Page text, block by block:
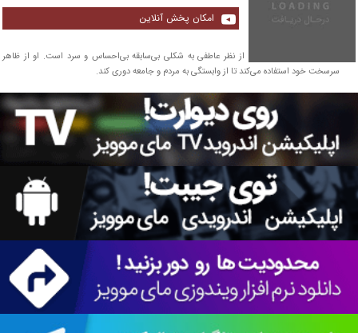
امکان پخش آنلاین
ریچیو، یک دی‌جی جوان، از نظر عاطفی به شکلی بی‌سابقه بی‌احساس و سرد است. او از ظاهر
سرسخت خود استفاده می‌کند تا از وابستگی به مردم و جامعه دوری کند.